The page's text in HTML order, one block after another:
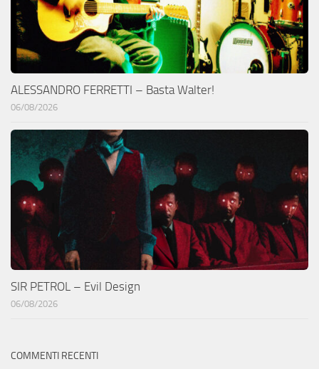
ALESSANDRO FERRETTI – Basta Walter!
06/08/2026
SIR PETROL – Evil Design
06/08/2026
COMMENTI RECENTI